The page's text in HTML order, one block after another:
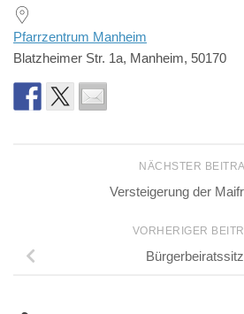
Pfarrzentrum Manheim
Blatzheimer Str. 1a, Manheim, 50170
NÄCHSTER
Versteigerung der
VORHERIGER